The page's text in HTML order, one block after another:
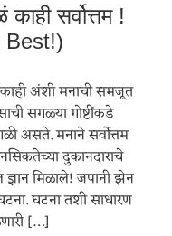
सर्वोत्तम !
Best!)
अंशी मनाची समजूत
सगळ्या गोष्टींकडे
असते. मनाने सर्वोत्तम
दुकानदाराचे
मिळाले! जपानी झेन
घटना तशी साधारण
[…]